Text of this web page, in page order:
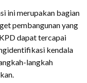
ini merupakan bagian
pembangunan yang
dapat tercapai
kendala
langkah